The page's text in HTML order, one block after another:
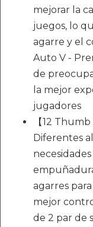
mejorar la
juegos, lo
agarre y el
Auto V -
de
la mejor
jugadores
【12
Diferentes
agarres
mejor
de 2 par de